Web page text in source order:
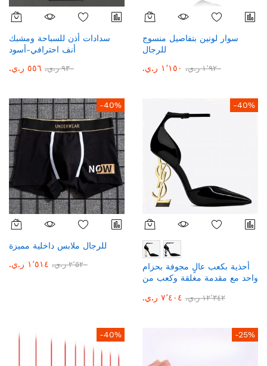
سدادات أذن للسباحة ومشبك
أنف احترافي-أسود
٥٥٦ ر.ي.‏
٩٣٠ ر.ي.‏
سوار لونين بتفاصيل منسوج
للرجال
١٬١٥٠ ر.ي.‏
١٬٩٢٠ ر.ي.‏
-40%
للرجال ملابس داخلية مميزة
١٬٥١٤ ر.ي.‏
٢٬٥٢٠ ر.ي.‏
-40%
أحذية بكعب عالٍ مجوفة بحزام
واحد مع مقدمة مغلقة وكعب من
٧٬٤٠٤ ر.ي.‏
١٢٬٣٤٢ ر.ي.‏
-40% -25%